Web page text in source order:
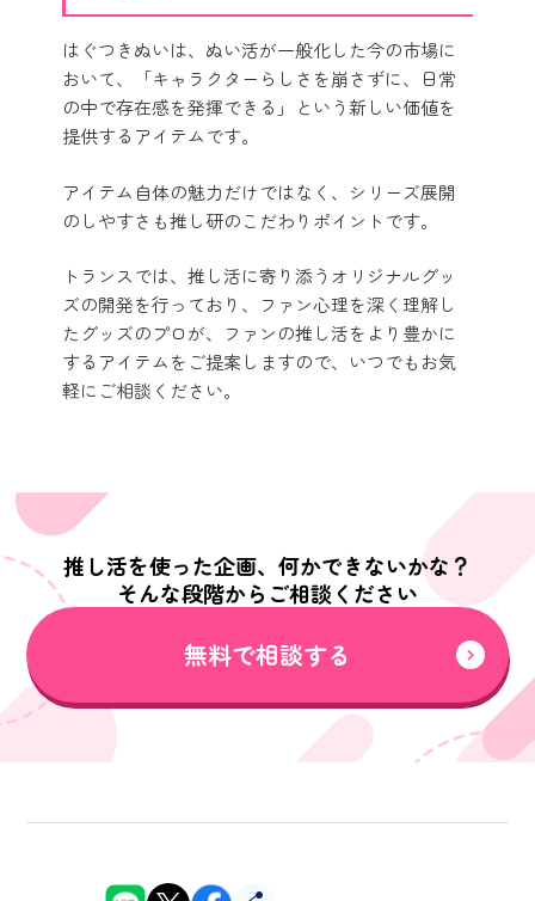
はぐつきぬいは、ぬい活が一般化した今の市場に
おいて、「キャラクターらしさを崩さずに、日常
の中で存在感を発揮できる」という新しい価値を
提供するアイテムです。
アイテム自体の魅力だけではなく、シリーズ展開
のしやすさも推し研のこだわりポイントです。
トランスでは、推し活に寄り添うオリジナルグッ
ズの開発を行っており、ファン心理を深く理解し
たグッズのプロが、ファンの推し活をより豊かに
するアイテムをご提案しますので、いつでもお気
軽にご相談ください。
推し活を使った企画、何かできないかな？
そんな段階からご相談ください
無料で相談する